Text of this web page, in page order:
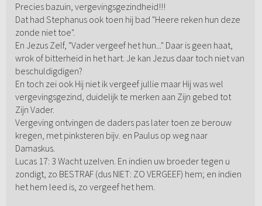
Precies bazuin, vergevingsgezindheid!!!
Dat had Stephanus ook toen hij bad "Heere reken hun deze
zonde niet toe".
En Jezus Zelf, "Vader vergeef het hun..." Daar is geen haat,
wrok of bitterheid in het hart. Je kan Jezus daar toch niet van
beschuldigdigen?
En toch zei ook Hij niet ik vergeef jullie maar Hij was wel
vergevingsgezind, duidelijk te merken aan Zijn gebed tot
Zijn Vader.
Vergeving ontvingen de daders pas later toen ze berouw
kregen, met pinksteren bijv. en Paulus op weg naar
Damaskus.
Lucas 17: 3 Wacht uzelven. En indien uw broeder tegen u
zondigt, zo BESTRAF (dus NIET: ZO VERGEEF) hem; en indien
het hem leed is, zo vergeef het hem.